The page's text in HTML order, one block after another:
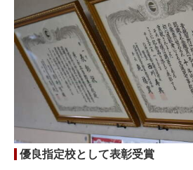
お問い合わせ・資料請求
送迎バス案内
時刻表
路線図
送迎バスの予約方法
優良指定校として表彰受賞